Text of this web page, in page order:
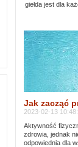
giełda jest dla
Jak zacząć
2023-02-13
Aktywność
zdrowia, jednak
odpowiednia dla